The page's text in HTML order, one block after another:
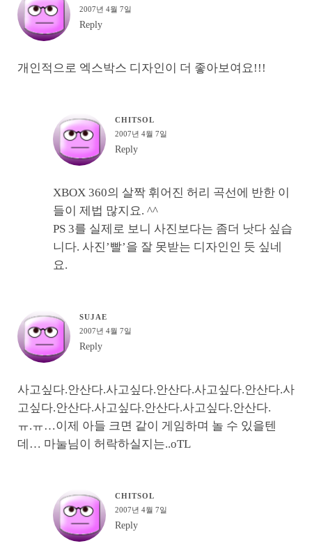
2007년 4월 7일
Reply
개인적으로 엑스박스 디자인이 더 좋아보여요!!!
CHITSOL
2007년 4월 7일
Reply
XBOX 360의 살짝 휘어진 허리 곡선에 반한 이
들이 제법 많지요. ^^
PS 3를 실제로 보니 사진보다는 좀더 낫다 싶습
니다. 사진’빨’을 잘 못받는 디자인인 듯 싶네
요.
SUJAE
2007년 4월 7일
Reply
사고싶다.안산다.사고싶다.안산다.사고싶다.안산다.사
고싶다.안산다.사고싶다.안산다.사고싶다.안산다.
ㅠ.ㅠ…이제 아들 크면 같이 게임하며 놀 수 있을텐
데… 마눌님이 허락하실지는..oTL
CHITSOL
2007년 4월 7일
Reply